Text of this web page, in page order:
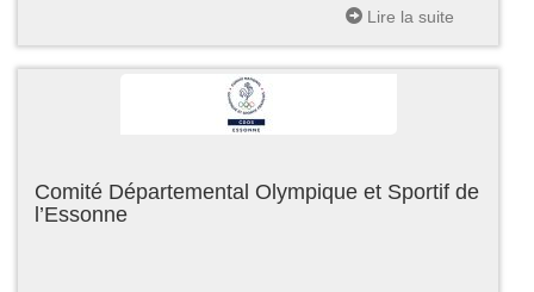
Lire la suite
Comité Départemental Olympique et Sportif de
l’Essonne